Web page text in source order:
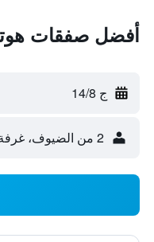
أفضل صفقات
ج 14/8
2 من الضيوف، غرفة واحدة